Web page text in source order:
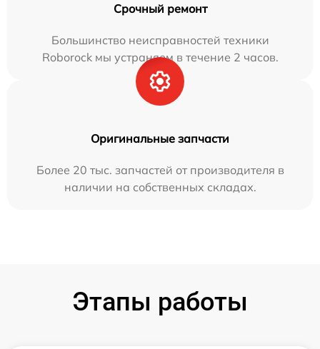
Срочный ремонт
Большинство неисправностей техники
Roborock мы устраняем в течение 2 часов.
Оригинальные запчасти
Более 20 тыс. запчастей от производителя в
наличии на собственных складах.
Этапы работы